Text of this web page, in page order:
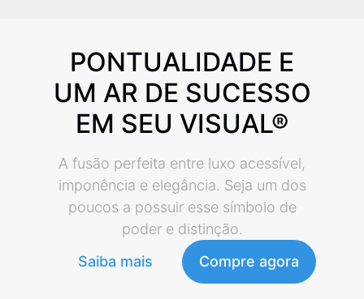
PONTUALIDADE E
UM AR DE SUCESSO
EM SEU VISUAL®
A fusão perfeita entre luxo acessível,
imponência e elegância. Seja um dos
poucos a possuir esse símbolo de
poder e distinção.
Saiba mais
Compre agora